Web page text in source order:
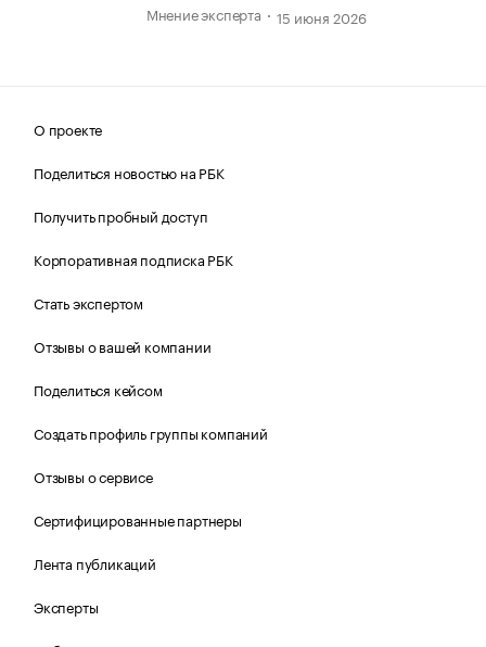
Мнение эксперта 15 июня 2026
О проекте
Поделиться новостью на РБК
Получить пробный доступ
Корпоративная подписка РБК
Стать экспертом
Отзывы о вашей компании
Поделиться кейсом
Создать профиль группы компаний
Отзывы о сервисе
Сертифицированные партнеры
Лента публикаций
Эксперты